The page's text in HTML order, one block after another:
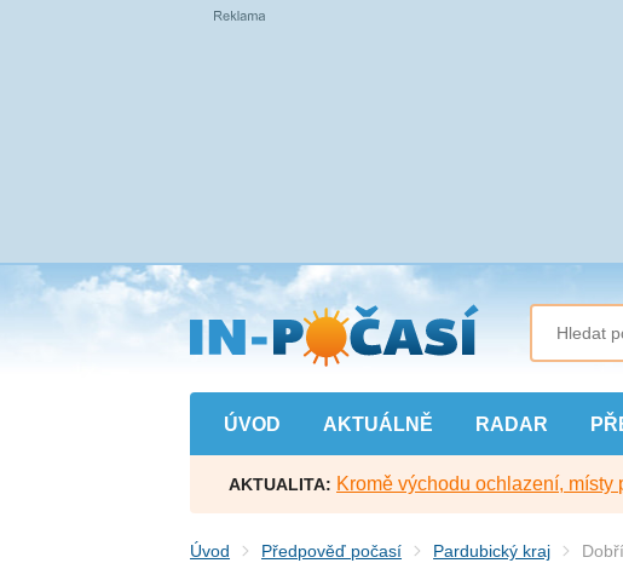
Přejít
na
hlavní
obsah
ÚVOD AKTUÁLNĚ RADAR
AKTUALITA: Kromě východu ochlazení,
Úvod Předpověď počasí Pardubický kraj